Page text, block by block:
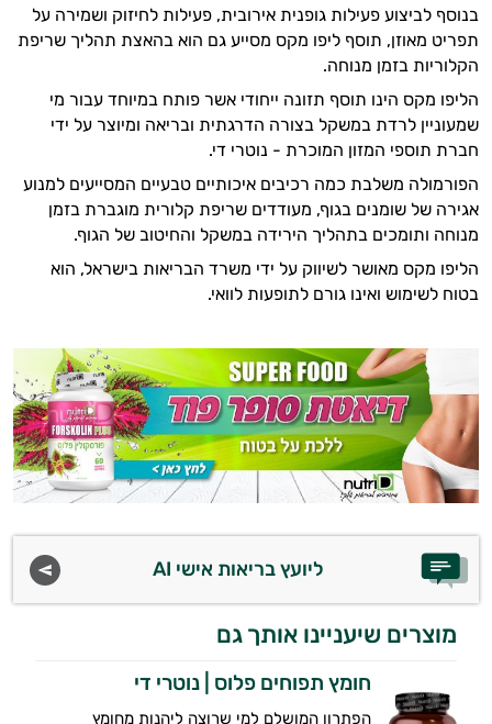
בנוסף לביצוע פעילות גופנית אירובית, פעילות לחיזוק ושמירה על
תפריט מאוזן, תוסף ליפו מקס מסייע גם הוא בהאצת תהליך שריפת
הקלוריות בזמן מנוחה.
הליפו מקס הינו תוסף תזונה ייחודי אשר פותח במיוחד עבור מי
שמעוניין לרדת במשקל בצורה הדרגתית ובריאה ומיוצר על ידי
חברת תוספי המזון המוכרת - נוטרי די.
הפורמולה משלבת כמה רכיבים איכותיים טבעיים המסייעים למנוע
אגירה של שומנים בגוף, מעודדים שריפת קלורית מוגברת בזמן
מנוחה ותומכים בתהליך הירידה במשקל והחיטוב של הגוף.
הליפו מקס מאושר לשיווק על ידי משרד הבריאות בישראל, הוא
בטוח לשימוש ואינו גורם לתופעות לוואי.
ליועץ בריאות אישי AI
מוצרים שיעניינו אותך גם
חומץ תפוחים פלוס | נוטרי די
הפתרון המושלם למי שרוצה ליהנות מחומץ